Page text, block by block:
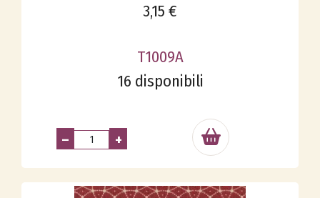
3,15 €
T1009A
16 disponibili
– +